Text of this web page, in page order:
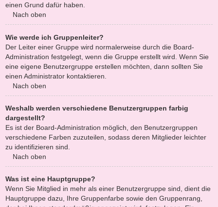
einen Grund dafür haben.
Nach oben
Wie werde ich Gruppenleiter?
Der Leiter einer Gruppe wird normalerweise durch die Board-
Administration festgelegt, wenn die Gruppe erstellt wird. Wenn Sie
eine eigene Benutzergruppe erstellen möchten, dann sollten Sie
einen Administrator kontaktieren.
Nach oben
Weshalb werden verschiedene Benutzergruppen farbig
dargestellt?
Es ist der Board-Administration möglich, den Benutzergruppen
verschiedene Farben zuzuteilen, sodass deren Mitglieder leichter
zu identifizieren sind.
Nach oben
Was ist eine Hauptgruppe?
Wenn Sie Mitglied in mehr als einer Benutzergruppe sind, dient die
Hauptgruppe dazu, Ihre Gruppenfarbe sowie den Gruppenrang,